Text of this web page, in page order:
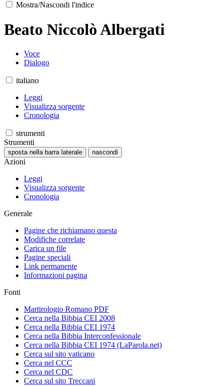
Mostra/Nascondi l'indice
Beato Niccolò Albergati
Voce
Dialogo
italiano
Leggi
Visualizza sorgente
Cronologia
strumenti
Strumenti
sposta nella barra laterale nascondi
Azioni
Leggi
Visualizza sorgente
Cronologia
Generale
Pagine che richiamano questa
Modifiche correlate
Carica un file
Pagine speciali
Link permanente
Informazioni pagina
Fonti
Martirologio Romano PDF
Cerca nella Bibbia CEI 2008
Cerca nella Bibbia CEI 1974
Cerca nella Bibbia Interconfessionale
Cerca nella Bibbia CEI 1974 (LaParola.net)
Cerca sul sito vaticano
Cerca nel CCC
Cerca nel CDC
Cerca sul sito Treccani